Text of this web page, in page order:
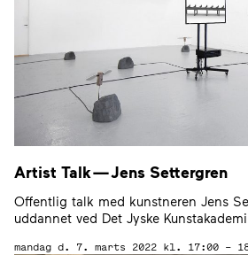
Artist Talk — Jens Settergren
Offentlig talk med kunstneren Jens
uddannet ved Det Jyske
mandag d. 7. marts 2022 kl. 17:00 –